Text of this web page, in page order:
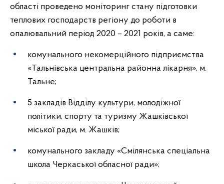
області проведено моніторинг стану підготовки
теплових господарств регіону до роботи в
опалювальний період 2020 – 2021 років, а саме:
комунального некомерційного підприємства
«Тальнівська центральна районна лікарня», м.
Тальне;
5 закладів Відділу культури, молодіжної
політики, спорту та туризму Жашківської
міської ради, м. Жашків;
комунального закладу «Смілянська спеціальна
школа Черкаської обласної ради»;